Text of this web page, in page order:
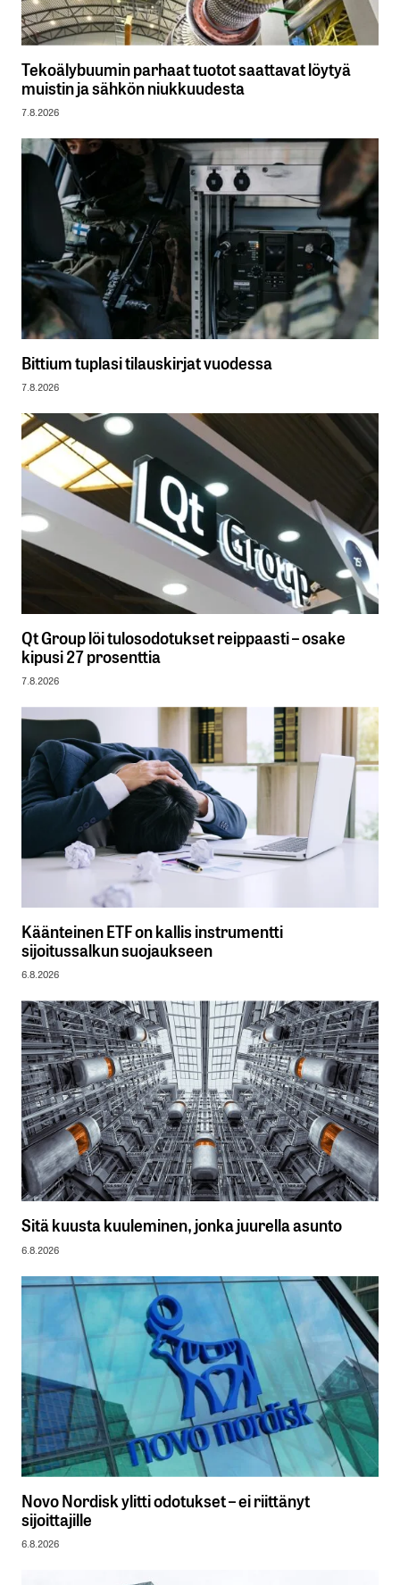
Tekoälybuumin parhaat tuotot saattavat löytyä
muistin ja sähkön niukkuudesta
7.8.2026
Bittium tuplasi tilauskirjat vuodessa
7.8.2026
Qt Group löi tulosodotukset reippaasti – osake
kipusi 27 prosenttia
7.8.2026
Käänteinen ETF on kallis instrumentti
sijoitussalkun suojaukseen
6.8.2026
Sitä kuusta kuuleminen, jonka juurella asunto
6.8.2026
Novo Nordisk ylitti odotukset – ei riittänyt
sijoittajille
6.8.2026